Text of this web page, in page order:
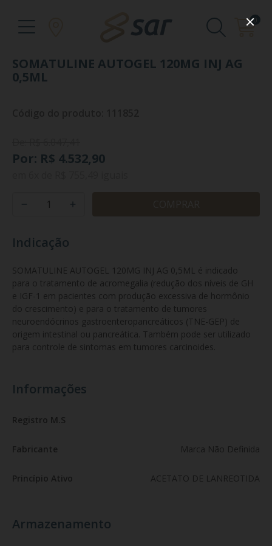
0
SOMATULINE AUTOGEL 120MG INJ AG
0,5ML
Por: R$ 4.532,90
Indicação
SOMATULINE AUTOGEL 120MG INJ AG 0,5ML é indicado
para o tratamento de acromegalia (redução dos níveis de GH
e IGF-1 em pacientes com produção excessiva de hormônio
do crescimento) e para o tratamento de tumores
neuroendócrinos gastroenteropancreáticos (TNE-GEP) de
origem intestinal ou pancreática. Também pode ser utilizado
para controle de sintomas em tumores carcinoides.
Informações
Registro M.S
Fabricante Marca Não Definida
Princípio Ativo ACETATO DE LANREOTIDA
Armazenamento